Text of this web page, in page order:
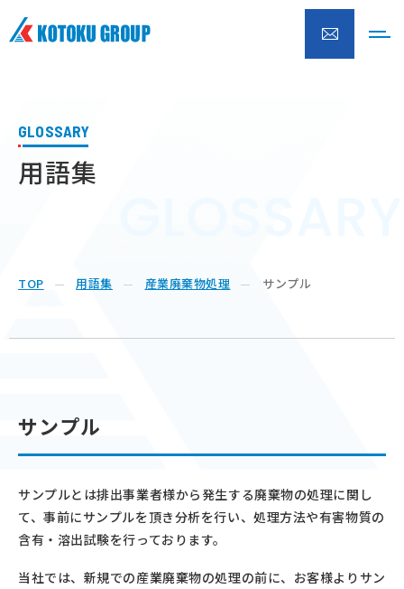
株式会社興徳クリーナー
GLOSSARY
用語集
TOP 用語集 産業廃棄物処理 サンプル
サンプル
サンプルとは排出事業者様から発生する廃棄物の処理に関し
て、事前にサンプルを頂き分析を行い、処理方法や有害物質の
含有・溶出試験を行っております。
当社では、新規での産業廃棄物の処理の前に、お客様よりサン